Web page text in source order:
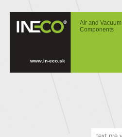
Podložky pod poháre s krabičkouAir and Vacuum
Components
www.in-eco.sk